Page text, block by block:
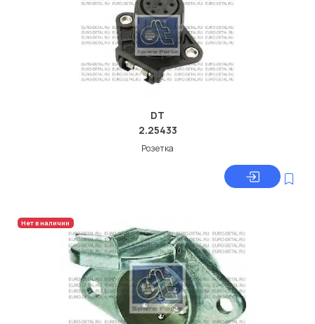
DT
2.25433
Розетка
Нет в наличии